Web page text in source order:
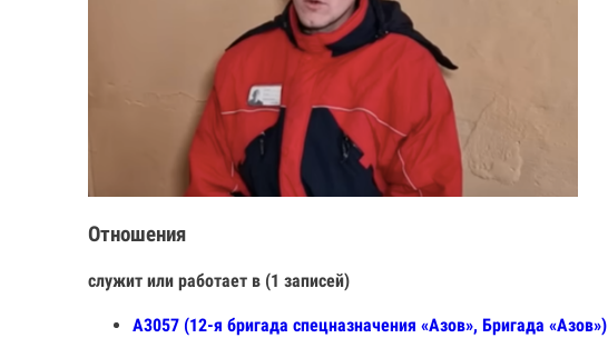
Отношения
служит или работает в (1 записей)
А3057 (12-я бригада спецназначения «Азов», Бригада «Азов»)